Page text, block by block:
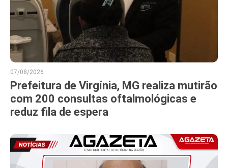
07/08/2026
Prefeitura de Virgínia, MG realiza mutirão
com 200 consultas oftalmológicas e
reduz fila de espera